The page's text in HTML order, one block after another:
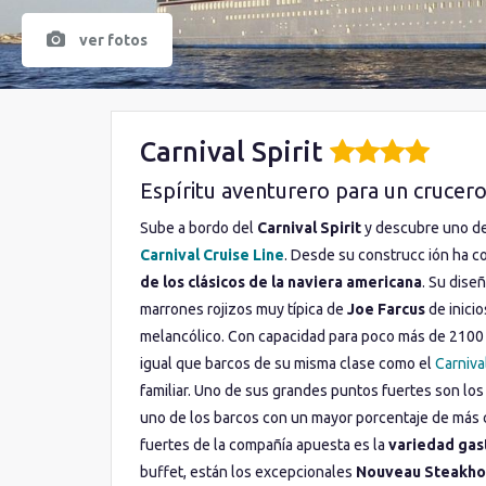
ver fotos
Carnival Spirit
Espíritu aventurero para un
Sube a bordo del Carnival Spirity descubre uno
Carnival Cruise Line. Desde su construcc ión ha
de los clásicos de la naviera americana. Su
marrones rojizos muy típica de Joe Farcusde
melancólico. Con capacidad para poco más de
igual que barcos de su misma clase como el
familiar. Uno de sus grandes puntos fuertes son
uno de los barcos con un mayor porcentaje de
fuertes de la compañía apuesta es la variedad
buffet, están los excepcionales Nouveau